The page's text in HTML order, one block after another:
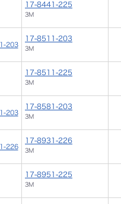
17-8441-225
3M
17-8511-203
3M
17-8511-225
3M
17-8581-203
3M
17-8931-226
3M
17-8951-225
3M